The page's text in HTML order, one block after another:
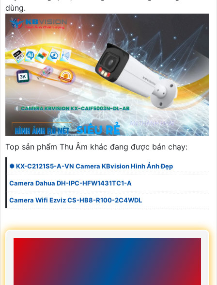
dùng.
Top sản phẩm Thu Âm khác đang được bán chạy:
✽ KX-C2121S5-A-VN Camera KBvision Hình Ảnh Đẹp
Camera Dahua DH-IPC-HFW1431TC1-A
Camera Wifi Ezviz CS-HB8-R100-2C4WDL